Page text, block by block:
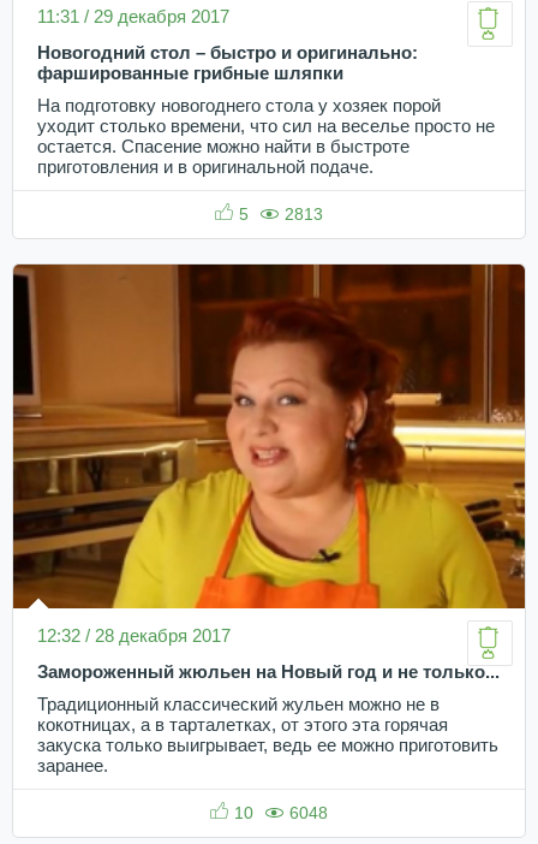
11:31 / 29 декабря 2017
Новогодний стол – быстро и оригинально:
фаршированные грибные шляпки
На подготовку новогоднего стола у хозяек порой
уходит столько времени, что сил на веселье просто не
остается. Спасение можно найти в быстроте
приготовления и в оригинальной подаче.
5 2813
12:32 / 28 декабря 2017
Замороженный жюльен на Новый год и не только...
Традиционный классический жульен можно не в
кокотницах, а в тарталетках, от этого эта горячая
закуска только выигрывает, ведь ее можно приготовить
заранее.
10 6048